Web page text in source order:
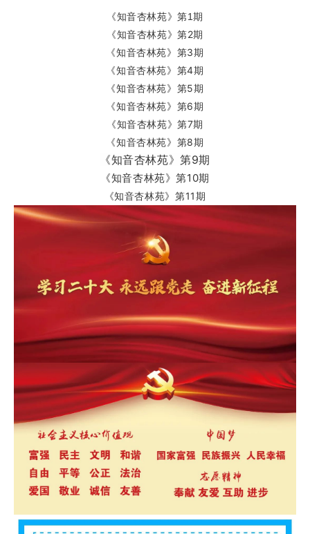
《知音杏林苑》第1期
《知音杏林苑》第2期
《知音杏林苑》第3期
《知音杏林苑》第4期
《知音杏林苑》第5期
《知音杏林苑》第6期
《知音杏林苑》第7期
《知音杏林苑》第8期
《知音杏林苑》第9期
《知音杏林苑》第10期
《知音杏林苑》第11期